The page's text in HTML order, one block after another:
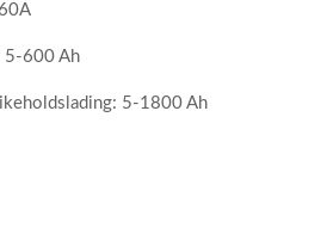
5-600 Ah
5-1800 Ah